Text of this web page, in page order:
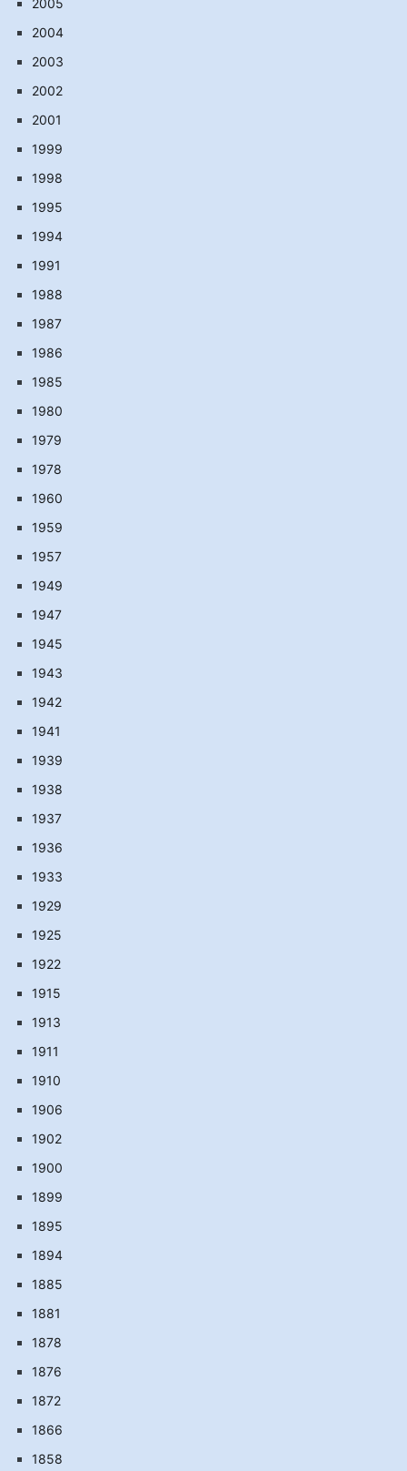
2005
2004
2003
2002
2001
1999
1998
1995
1994
1991
1988
1987
1986
1985
1980
1979
1978
1960
1959
1957
1949
1947
1945
1943
1942
1941
1939
1938
1937
1936
1933
1929
1925
1922
1915
1913
1911
1910
1906
1902
1900
1899
1895
1894
1885
1881
1878
1876
1872
1866
1858